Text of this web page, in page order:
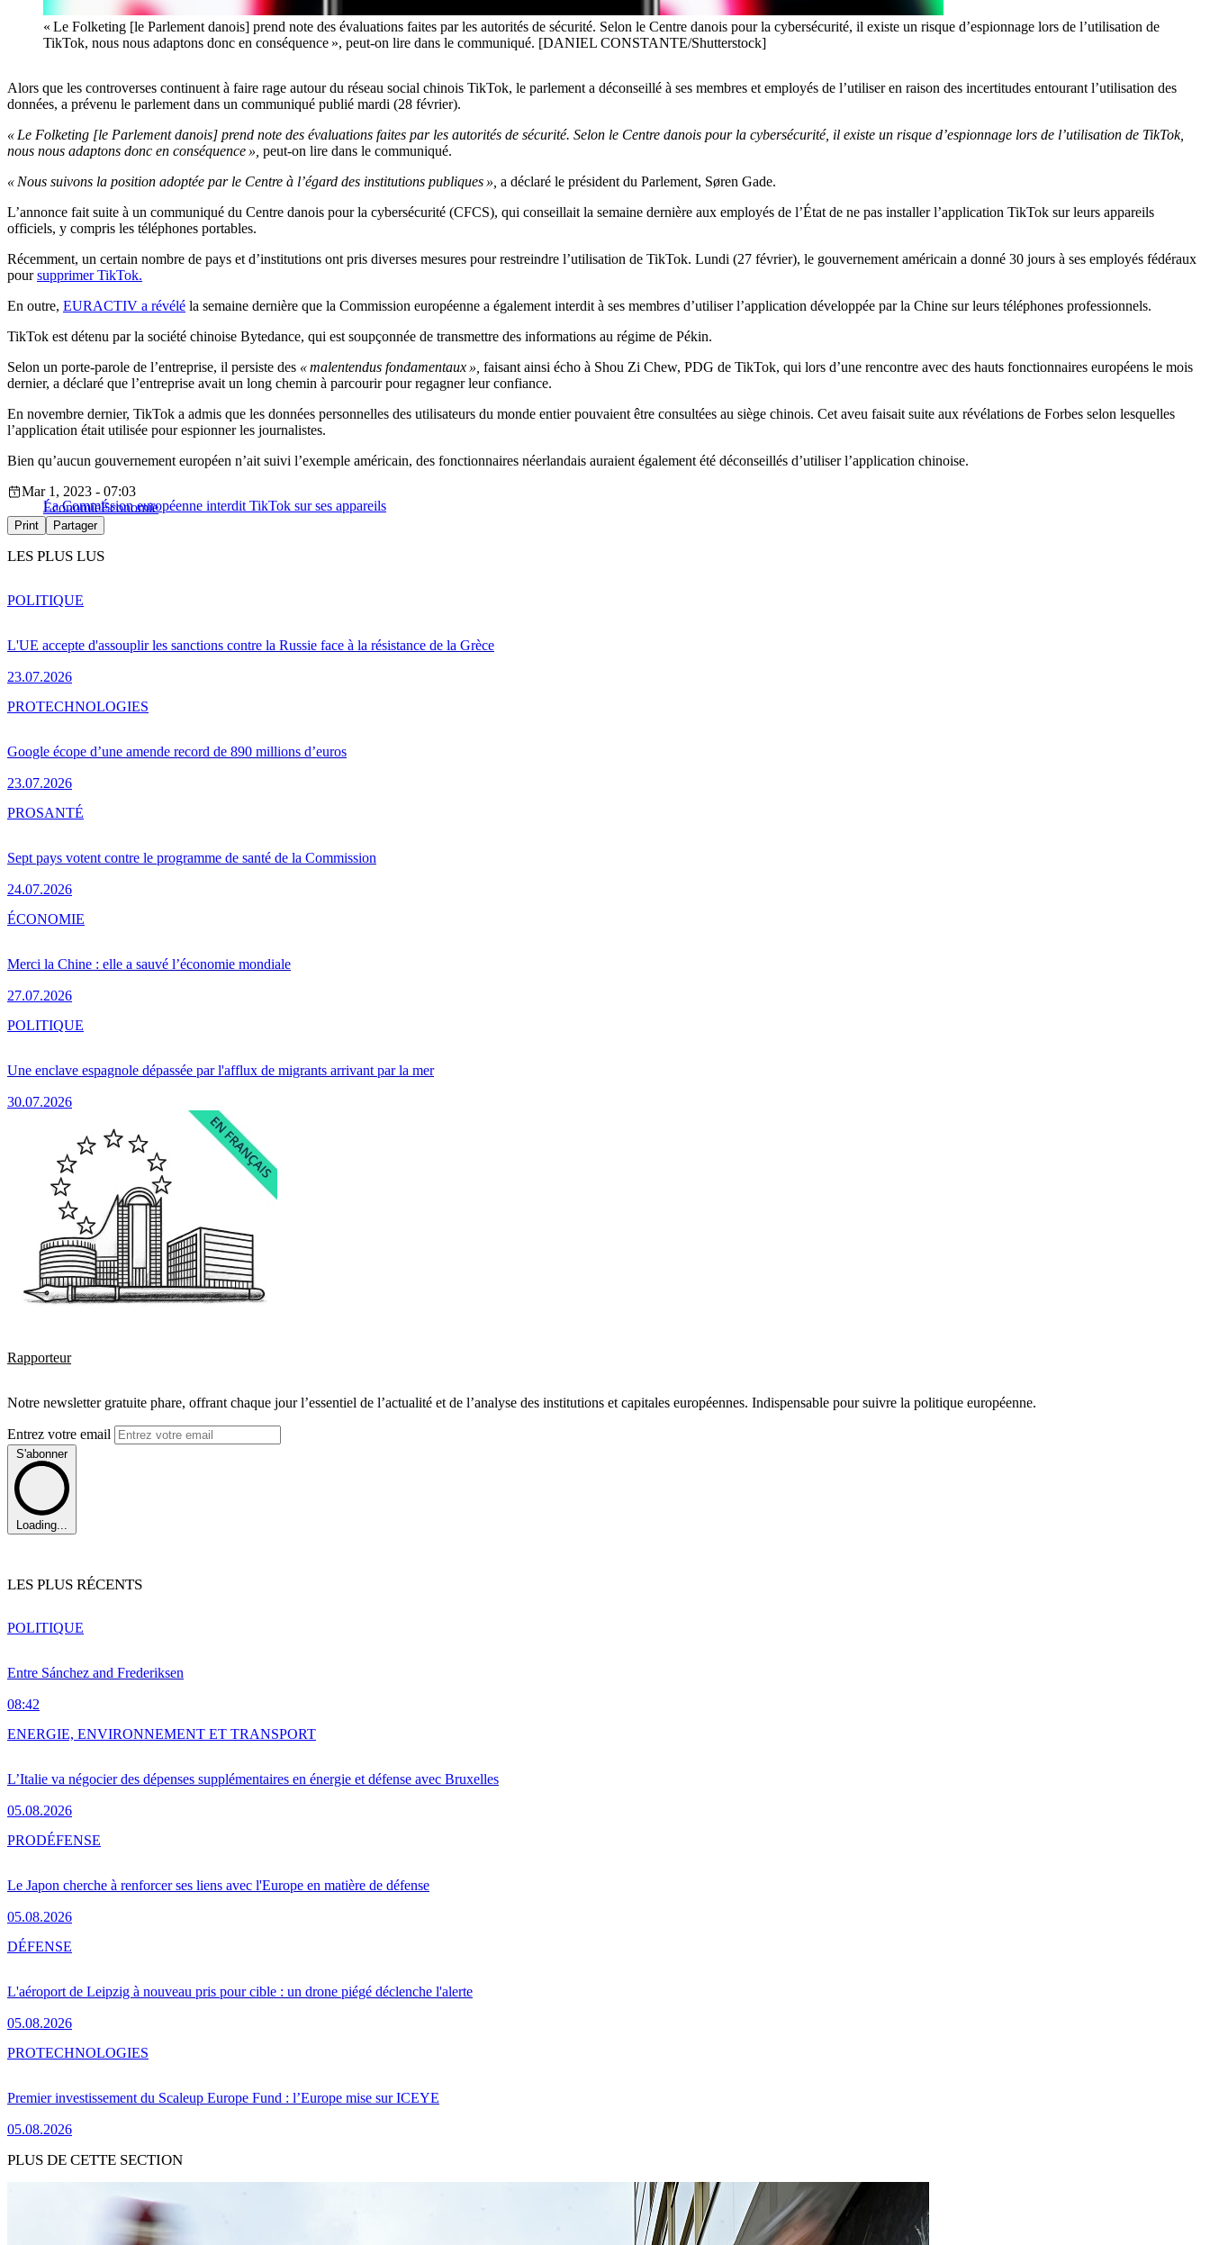
« Le Folketing [le Parlement danois] prend note des évaluations faites par les autorités de sécurité. Selon le Centre danois pour la cybersécurité, il existe un risque d’espionnage lors de l’utilisation de
TikTok, nous nous adaptons donc en conséquence », peut-on lire dans le communiqué. [DANIEL CONSTANTE/Shutterstock]
Alors que les controverses continuent à faire rage autour du réseau social chinois TikTok, le parlement a déconseillé à ses membres et employés de l’utiliser en raison des incertitudes entourant l’utilisation des
données, a prévenu le parlement dans un communiqué publié mardi (28 février).
« Le Folketing [le Parlement danois] prend note des évaluations faites par les autorités de sécurité. Selon le Centre danois pour la cybersécurité, il existe un risque d’espionnage lors de l’utilisation de TikTok,
nous nous adaptons donc en conséquence », peut-on lire dans le communiqué.
« Nous suivons la position adoptée par le Centre à l’égard des institutions publiques », a déclaré le président du Parlement, Søren Gade.
L’annonce fait suite à un communiqué du Centre danois pour la cybersécurité (CFCS), qui conseillait la semaine dernière aux employés de l’État de ne pas installer l’application TikTok sur leurs appareils
officiels, y compris les téléphones portables.
Récemment, un certain nombre de pays et d’institutions ont pris diverses mesures pour restreindre l’utilisation de TikTok. Lundi (27 février), le gouvernement américain a donné 30 jours à ses employés fédéraux
poursupprimer TikTok.
En outre, EURACTIV a révélé la semaine dernière que la Commission européenne a également interdit à ses membres d’utiliser l’application développée par la Chine sur leurs téléphones professionnels.
TikTok est détenu par la société chinoise Bytedance, qui est soupçonnée de transmettre des informations au régime de Pékin.
Selon un porte-parole de l’entreprise, il persiste des « malentendus fondamentaux », faisant ainsi écho à Shou Zi Chew, PDG de TikTok, qui lors d’une rencontre avec des hauts fonctionnaires européens le mois
dernier, a déclaré que l’entreprise avait un long chemin à parcourir pour regagner leur confiance.
En novembre dernier, TikTok a admis que les données personnelles des utilisateurs du monde entier pouvaient être consultées au siège chinois. Cet aveu faisait suite aux révélations de Forbes selon lesquelles
l’application était utilisée pour espionner les journalistes.
Bien qu’aucun gouvernement européen n’ait suivi l’exemple américain, des fonctionnaires néerlandais auraient également été déconseillés d’utiliser l’application chinoise.
La Commission européenne interdit TikTok sur ses appareils
Mar 1, 2023 - 07:03
ÉconomieÉconomie
Print Partager
LES PLUS LUS
L'UE accepte d'assouplir les sanctions contre la Russie face à la résistance de la Grèce
23.07.2026
POLITIQUE
Google écope d’une amende record de 890 millions d’euros
23.07.2026
PROTECHNOLOGIES
Sept pays votent contre le programme de santé de la Commission
24.07.2026
PROSANTÉ
Merci la Chine : elle a sauvé l’économie mondiale
27.07.2026
ÉCONOMIE
Une enclave espagnole dépassée par l'afflux de migrants arrivant par la mer
30.07.2026
POLITIQUE
Rapporteur
Notre newsletter gratuite phare, offrant chaque jour l’essentiel de l’actualité et de l’analyse des institutions et capitales européennes. Indispensable pour suivre la politique européenne.
Entrez votre email
S'abonner
Loading...
LES PLUS RÉCENTS
Entre Sánchez and Frederiksen
08:42
POLITIQUE
L’Italie va négocier des dépenses supplémentaires en énergie et défense avec Bruxelles
05.08.2026
ENERGIE, ENVIRONNEMENT ET TRANSPORT
Le Japon cherche à renforcer ses liens avec l'Europe en matière de défense
05.08.2026
PRODÉFENSE
L'aéroport de Leipzig à nouveau pris pour cible : un drone piégé déclenche l'alerte
05.08.2026
DÉFENSE
Premier investissement du Scaleup Europe Fund : l’Europe mise sur ICEYE
05.08.2026
PROTECHNOLOGIES
PLUS DE CETTE SECTION